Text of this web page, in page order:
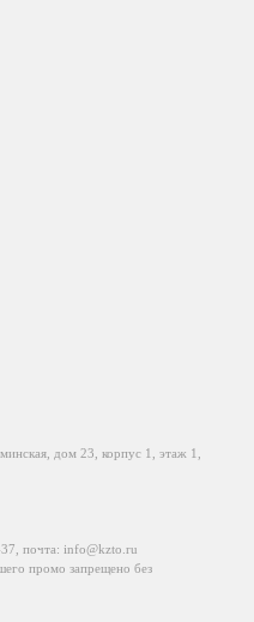
дом 23, корпус 1, этаж 1,
, почта: info@kzto.ru
промо запрещено без
публичной офертой.